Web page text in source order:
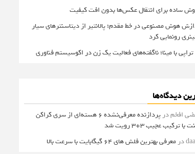
هوش مصنوعی در خط مقدم؛ پالانتیر از دیتاسنترهای سیار
رونمایی کرد
با مینا؛ ناگفته‌های فعالیت یک زن در اکوسیستم فناوری
دیدگاه‌ها
افخمدر
پردازنده معرفی‌نشده 6 هسته‌ای از سری کراکن
با ترکیب عجیب 3+3 رویت شد
در معرفی بهترین فلش های 64 گیگابایت با سرعت بالا